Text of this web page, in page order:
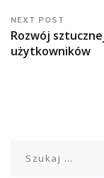
NEXT POST
Rozwój
użytkowników